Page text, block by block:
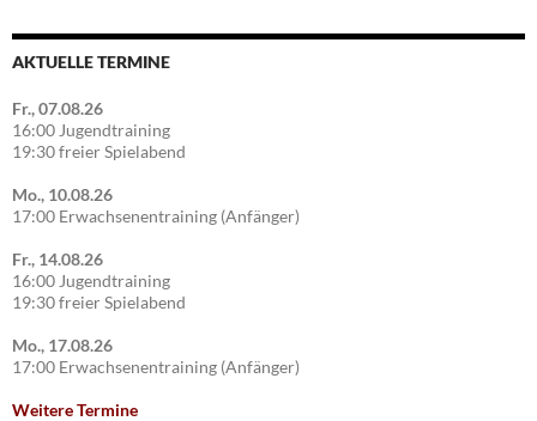
AKTUELLE TERMINE
Fr., 07.08.26
16:00 Jugendtraining
19:30 freier Spielabend
Mo., 10.08.26
17:00 Erwachsenentraining (Anfänger)
Fr., 14.08.26
16:00 Jugendtraining
19:30 freier Spielabend
Mo., 17.08.26
17:00 Erwachsenentraining (Anfänger)
Weitere Termine